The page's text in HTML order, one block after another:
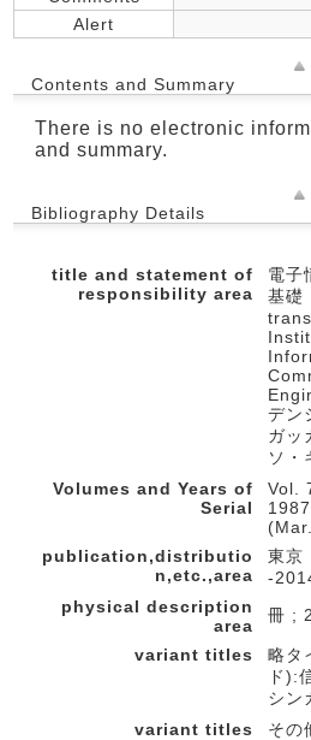
Alert
Contents and Summary
There is no electronic
and summary.
Bibliography Details
title and statement of
responsibility area
電子
基礎
デン
ガッ
ソ・
Volumes and Years of
Serial
Vol.
publication,distributio
n,etc.,area
東京
-
physical description
area
冊 ;
variant titles
略タ
ド):
シン
variant titles
その